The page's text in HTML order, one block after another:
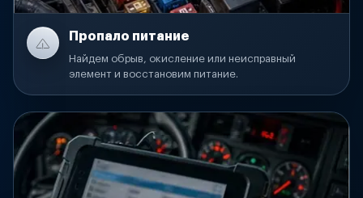
Пропало питание
Найдем обрыв, окисление или неисправный
элемент и восстановим питание.